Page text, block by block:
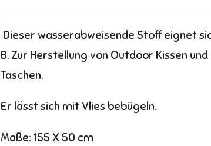
Dieser wasserabweisende Stoff eignet
B. Zur Herstellung von Outdoor Kissen und
Taschen.
Er lässt sich mit Vlies bebügeln.
Maße: 155 X 50 cm